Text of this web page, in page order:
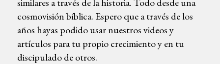
cosmovisión bíblica. Espero que a través de los
años hayas podido usar nuestros videos y
artículos para tu propio crecimiento y en tu
discipulado de otros.